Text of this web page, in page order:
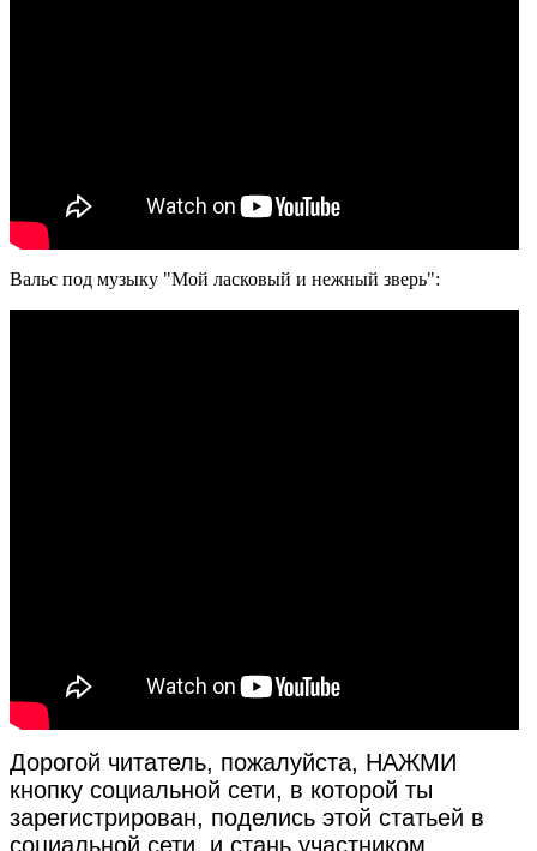
Вальс под музыку "Мой ласковый и нежный зверь":
Дорогой читатель, пожалуйста, НАЖМИ
кнопку социальной сети, в которой ты
зарегистрирован, поделись этой статьей в
социальной сети, и стань участником